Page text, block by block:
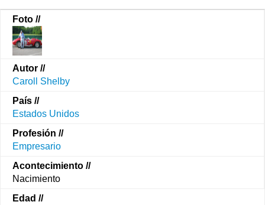
Caroll Shelby
Estados Unidos
Empresario
Nacimiento